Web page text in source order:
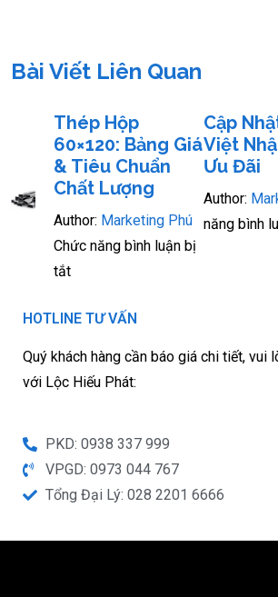
Bài Viết Liên Quan
Thép Hộp
60×120: Bảng Giá
& Tiêu Chuẩn
Chất Lượng
Author: Marketing Phú
Chức năng bình luận bị
tắt
Cập
Việt
Ưu Đãi
Author:
năng bình
HOTLINE TƯ VẤN
Quý khách hàng cần báo giá chi tiết, vui
với Lộc Hiếu Phát:
PKD: 0938 337 999
VPGD: 0973 044 767
Tổng Đại Lý: 028 2201 6666